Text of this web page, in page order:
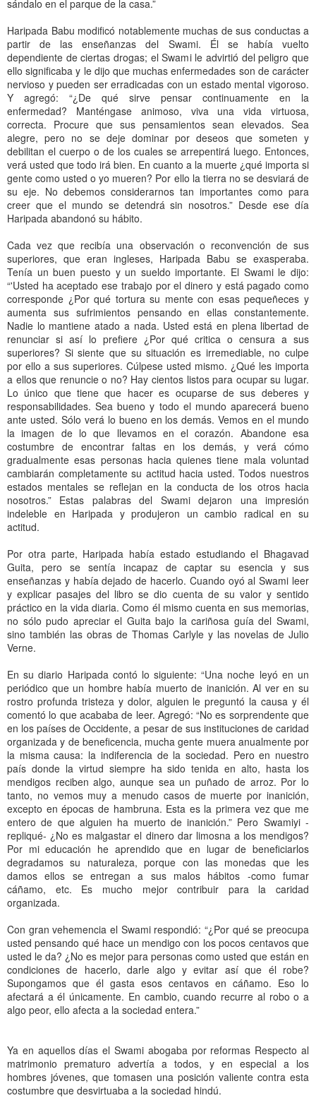
sándalo en el parque de la casa.”
Haripada Babu modificó notablemente muchas de sus conductas a
partir de las enseñanzas del Swami. Él se había vuelto
dependiente de ciertas drogas; el Swami le advirtió del peligro que
ello significaba y le dijo que muchas enfermedades son de carácter
nervioso y pueden ser erradicadas con un estado mental vigoroso.
Y agregó: “¿De qué sirve pensar continuamente en la
enfermedad? Manténgase animoso, viva una vida virtuosa,
correcta. Procure que sus pensamientos sean elevados. Sea
alegre, pero no se deje dominar por deseos que someten y
debilitan el cuerpo o de los cuales se arrepentirá luego. Entonces,
verá usted que todo irá bien. En cuanto a la muerte ¿qué importa si
gente como usted o yo mueren? Por ello la tierra no se desviará de
su eje. No debemos considerarnos tan importantes como para
creer que el mundo se detendrá sin nosotros.” Desde ese día
Haripada abandonó su hábito.
Cada vez que recibía una observación o reconvención de sus
superiores, que eran ingleses, Haripada Babu se exasperaba.
Tenía un buen puesto y un sueldo importante. El Swami le dijo:
“'Usted ha aceptado ese trabajo por el dinero y está pagado como
corresponde ¿Por qué tortura su mente con esas pequeñeces y
aumenta sus sufrimientos pensando en ellas constantemente.
Nadie lo mantiene atado a nada. Usted está en plena libertad de
renunciar si así lo prefiere ¿Por qué critica o censura a sus
superiores? Si siente que su situación es irremediable, no culpe
por ello a sus superiores. Cúlpese usted mismo. ¿Qué les importa
a ellos que renuncie o no? Hay cientos listos para ocupar su lugar.
Lo único que tiene que hacer es ocuparse de sus deberes y
responsabilidades. Sea bueno y todo el mundo aparecerá bueno
ante usted. Sólo verá lo bueno en los demás. Vemos en el mundo
la imagen de lo que llevamos en el corazón. Abandone esa
costumbre de encontrar faltas en los demás, y verá cómo
gradualmente esas personas hacia quienes tiene mala voluntad
cambiarán completamente su actitud hacia usted. Todos nuestros
estados mentales se reflejan en la conducta de los otros hacia
nosotros.” Estas palabras del Swami dejaron una impresión
indeleble en Haripada y produjeron un cambio radical en su
actitud.
Por otra parte, Haripada había estado estudiando el Bhagavad
Guita, pero se sentía incapaz de captar su esencia y sus
enseñanzas y había dejado de hacerlo. Cuando oyó al Swami leer
y explicar pasajes del libro se dio cuenta de su valor y sentido
práctico en la vida diaria. Como él mismo cuenta en sus memorias,
no sólo pudo apreciar el Guita bajo la cariñosa guía del Swami,
sino también las obras de Thomas Carlyle y las novelas de Julio
Verne.
En su diario Haripada contó lo siguiente: “Una noche leyó en un
periódico que un hombre había muerto de inanición. Al ver en su
rostro profunda tristeza y dolor, alguien le preguntó la causa y él
comentó lo que acababa de leer. Agregó: “No es sorprendente que
en los países de Occidente, a pesar de sus instituciones de caridad
organizada y de beneficencia, mucha gente muera anualmente por
la misma causa: la indiferencia de la sociedad. Pero en nuestro
país donde la virtud siempre ha sido tenida en alto, hasta los
mendigos reciben algo, aunque sea un puñado de arroz. Por lo
tanto, no vemos muy a menudo casos de muerte por inanición,
excepto en épocas de hambruna. Esta es la primera vez que me
entero de que alguien ha muerto de inanición.” Pero Swamiyi -
repliqué- ¿No es malgastar el dinero dar limosna a los mendigos?
Por mi educación he aprendido que en lugar de beneficiarlos
degradamos su naturaleza, porque con las monedas que les
damos ellos se entregan a sus malos hábitos -como fumar
cáñamo, etc. Es mucho mejor contribuir para la caridad
organizada.
Con gran vehemencia el Swami respondió: “¿Por qué se preocupa
usted pensando qué hace un mendigo con los pocos centavos que
usted le da? ¿No es mejor para personas como usted que están en
condiciones de hacerlo, darle algo y evitar así que él robe?
Supongamos que él gasta esos centavos en cáñamo. Eso lo
afectará a él únicamente. En cambio, cuando recurre al robo o a
algo peor, ello afecta a la sociedad entera.”
Ya en aquellos días el Swami abogaba por reformas Respecto al
matrimonio prematuro advertía a todos, y en especial a los
hombres jóvenes, que tomasen una posición valiente contra esta
costumbre que desvirtuaba a la sociedad hindú.